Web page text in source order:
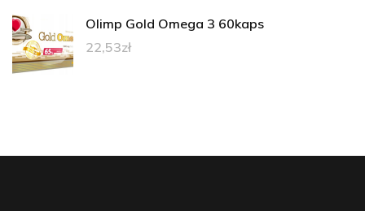
Olimp Gold Omega 3 60kaps
22,53zł